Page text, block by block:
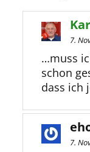
7.
…muss
schon
dass ich
7.